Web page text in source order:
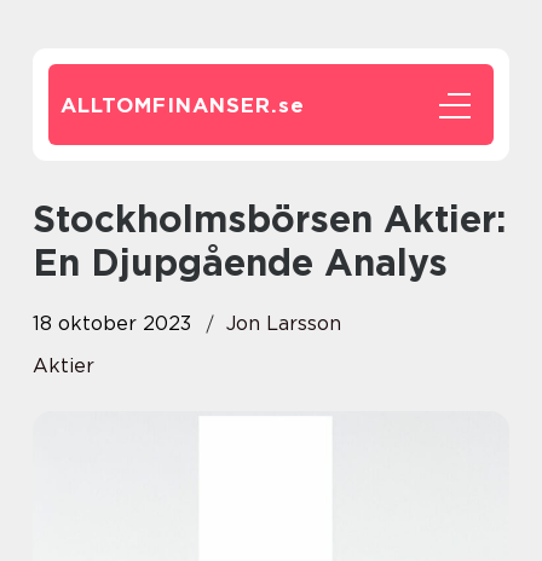
ALLTOMFINANSER.se
Stockholmsbörsen Aktier:
En Djupgående Analys
18 oktober 2023
Jon Larsson
Aktier